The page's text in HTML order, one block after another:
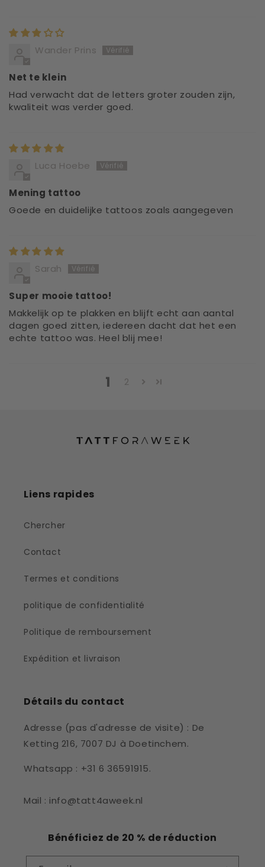
Wander Prins
Net te klein
Had verwacht dat de letters groter zouden zijn,
kwaliteit was verder goed.
Luca Hoebe
Mening tattoo
Goede en duidelijke tattoos zoals aangegeven
Sarah
Super mooie tattoo!
Makkelijk op te plakken en blijft echt aan aantal
dagen goed zitten, iedereen dacht dat het een
echte tattoo was. Heel blij mee!
1 2
Liens rapides
Chercher
Contact
Termes et conditions
politique de confidentialité
Politique de remboursement
Expédition et livraison
Détails du contact
Adresse (pas d'adresse de visite) : De
Ketting 216, 7007 DJ à Doetinchem.
Whatsapp : +31 6 36591915.
Mail : info@tatt4aweek.nl
Bénéficiez de 20 % de réduction